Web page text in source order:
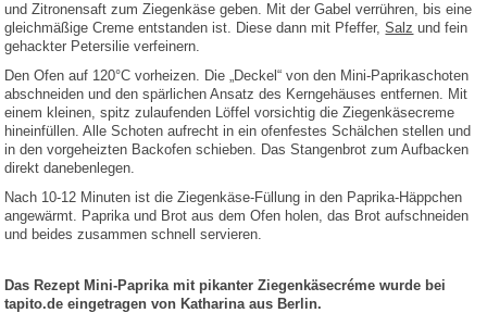
und Zitronensaft zum Ziegenkäse geben. Mit der Gabel verrühren, bis eine
gleichmäßige Creme entstanden ist. Diese dann mit Pfeffer,Salz und fein
gehackter Petersilie verfeinern.
Den Ofen auf 120°C vorheizen. Die „Deckel“ von den Mini-Paprikaschoten
abschneiden und den spärlichen Ansatz des Kerngehäuses entfernen. Mit
einem kleinen, spitz zulaufenden Löffel vorsichtig die Ziegenkäsecreme
hineinfüllen. Alle Schoten aufrecht in ein ofenfestes Schälchen stellen und
in den vorgeheizten Backofen schieben. Das Stangenbrot zum Aufbacken
direkt danebenlegen.
Nach 10-12 Minuten ist die Ziegenkäse-Füllung in den Paprika-Häppchen
angewärmt. Paprika und Brot aus dem Ofen holen, das Brot aufschneiden
und beides zusammen schnell servieren.
Das Rezept Mini-Paprika mit pikanter Ziegenkäsecréme wurde bei
tapito.de eingetragen von Katharina aus Berlin.